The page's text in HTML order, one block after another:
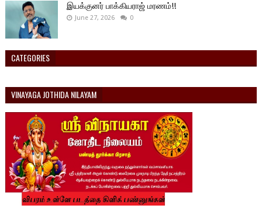
இயக்குனர் பாக்கியராஜ் மரணம்!!
June 27, 2026 0
CATEGORIES
VINAYAGA JOTHIDA NILAYAM